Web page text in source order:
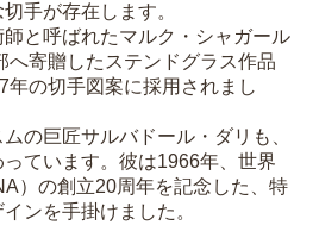
手が存在します。
と呼ばれたマルク・シャガール
へ寄贈したステンドグラス作品
年の切手図案に採用されまし
の巨匠サルバドール・ダリも、
ています。彼は1966年、世界
）の創立20周年を記念した、特
ンを手掛けました。